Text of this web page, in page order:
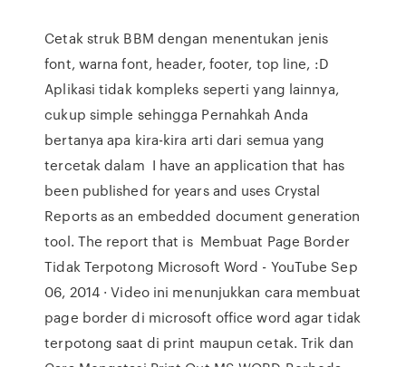
Cetak struk BBM dengan menentukan jenis
font, warna font, header, footer, top line, :D
Aplikasi tidak kompleks seperti yang lainnya,
cukup simple sehingga Pernahkah Anda
bertanya apa kira-kira arti dari semua yang
tercetak dalam I have an application that has
been published for years and uses Crystal
Reports as an embedded document generation
tool. The report that is Membuat Page Border
Tidak Terpotong Microsoft Word - YouTube Sep
06, 2014 · Video ini menunjukkan cara membuat
page border di microsoft office word agar tidak
terpotong saat di print maupun cetak. Trik dan